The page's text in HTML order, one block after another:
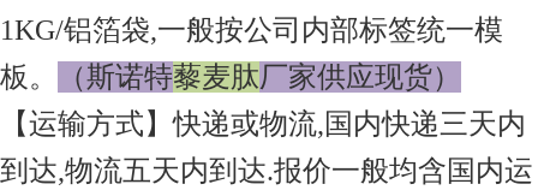
1KG/铝箔袋,一般按公司内部标签统一模
板。
（斯诺特藜麦肽厂家供应现货）
【运输方式】快递或物流,国内快递三天内
到达,物流五天内到达.报价一般均含国内运